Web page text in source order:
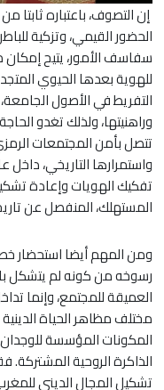
إن التصوف، باعتباره ثابتا
الحضور القيمي، وتزكية
سفاسف الأمور، يتيح إمكان
للهوية بعدها الحيوي
التفريط في الأصول
وراهنيتها، ولذلك تغدو
تتصل بأمن المجتمعات
واستمرارها التاريخي،
تفكيك الهويات وإعادة
المستهلك، المنفصل عن
ومن المهم أيضا استحضار
رسوخه من كونه لم يتشكل
العميقة للمجتمع، وإنما
مختلف مظاهر الحياة
المكونات المؤسسة
الذاكرة الروحية
تشكيل المجال الديني